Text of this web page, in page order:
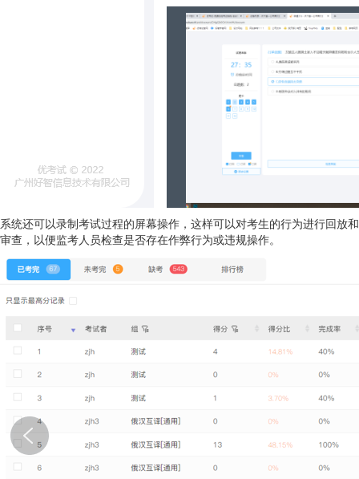
系统还可以录制考试过程的屏幕操作，这样可以对考生的行为进行回放和
审查，以便监考人员检查是否存在作弊行为或违规操作。